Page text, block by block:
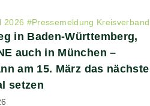
2026 #Pressemeldung Kreisverband
in Baden-Württemberg,
auch in München –
am 15. März das nächste
setzen